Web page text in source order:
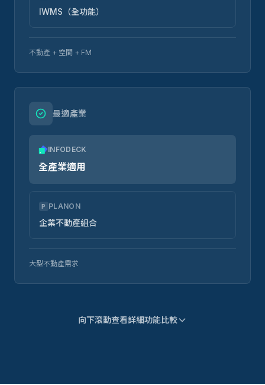
IWMS（全功能）
不動產 + 空間 + FM
最適產業
INFODECK
全產業適用
P PLANON
企業不動產組合
大型不動產需求
向下滾動查看詳細功能比較